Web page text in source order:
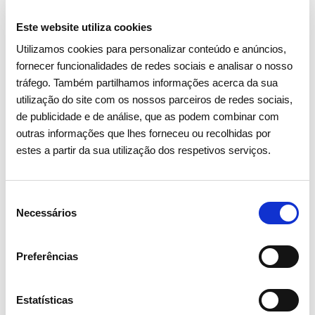
Este website utiliza cookies
Utilizamos cookies para personalizar conteúdo e anúncios,
fornecer funcionalidades de redes sociais e analisar o nosso
tráfego. Também partilhamos informações acerca da sua
utilização do site com os nossos parceiros de redes sociais,
de publicidade e de análise, que as podem combinar com
outras informações que lhes forneceu ou recolhidas por
estes a partir da sua utilização dos respetivos serviços.
Necessários
Preferências
Estatísticas